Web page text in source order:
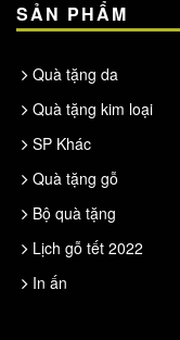
SẢN PHẨM
Quà tặng da
Quà tặng kim loại
SP Khác
Quà tặng gỗ
Bộ quà tặng
Lịch gỗ tết 2022
In ấn